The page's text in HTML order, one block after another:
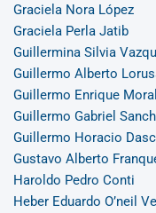
Graciela Nora López
Graciela Perla Jatib
Guillermina Silvia
Guillermo Alberto
Guillermo Enrique
Guillermo Gabriel
Guillermo Horacio
Gustavo Alberto
Haroldo Pedro Conti
Heber Eduardo O’neil